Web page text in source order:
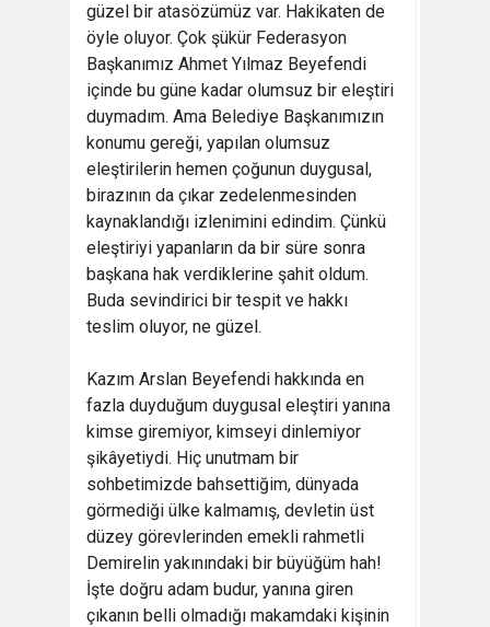
güzel bir atasözümüz var. Hakikaten de
öyle oluyor. Çok şükür Federasyon
Başkanımız Ahmet Yılmaz Beyefendi
içinde bu güne kadar olumsuz bir eleştiri
duymadım. Ama Belediye Başkanımızın
konumu gereği, yapılan olumsuz
eleştirilerin hemen çoğunun duygusal,
birazının da çıkar zedelenmesinden
kaynaklandığı izlenimini edindim. Çünkü
eleştiriyi yapanların da bir süre sonra
başkana hak verdiklerine şahit oldum.
Buda sevindirici bir tespit ve hakkı
teslim oluyor, ne güzel.
Kazım Arslan Beyefendi hakkında en
fazla duyduğum duygusal eleştiri yanına
kimse giremiyor, kimseyi dinlemiyor
şikâyetiydi. Hiç unutmam bir
sohbetimizde bahsettiğim, dünyada
görmediği ülke kalmamış, devletin üst
düzey görevlerinden emekli rahmetli
Demirelin yakınındaki bir büyüğüm hah!
İşte doğru adam budur, yanına giren
çıkanın belli olmadığı makamdaki kişinin